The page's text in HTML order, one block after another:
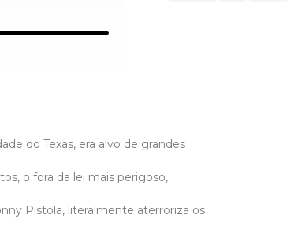
do Texas, era alvo de grandes
o fora da lei mais perigoso,
Pistola, literalmente aterroriza os